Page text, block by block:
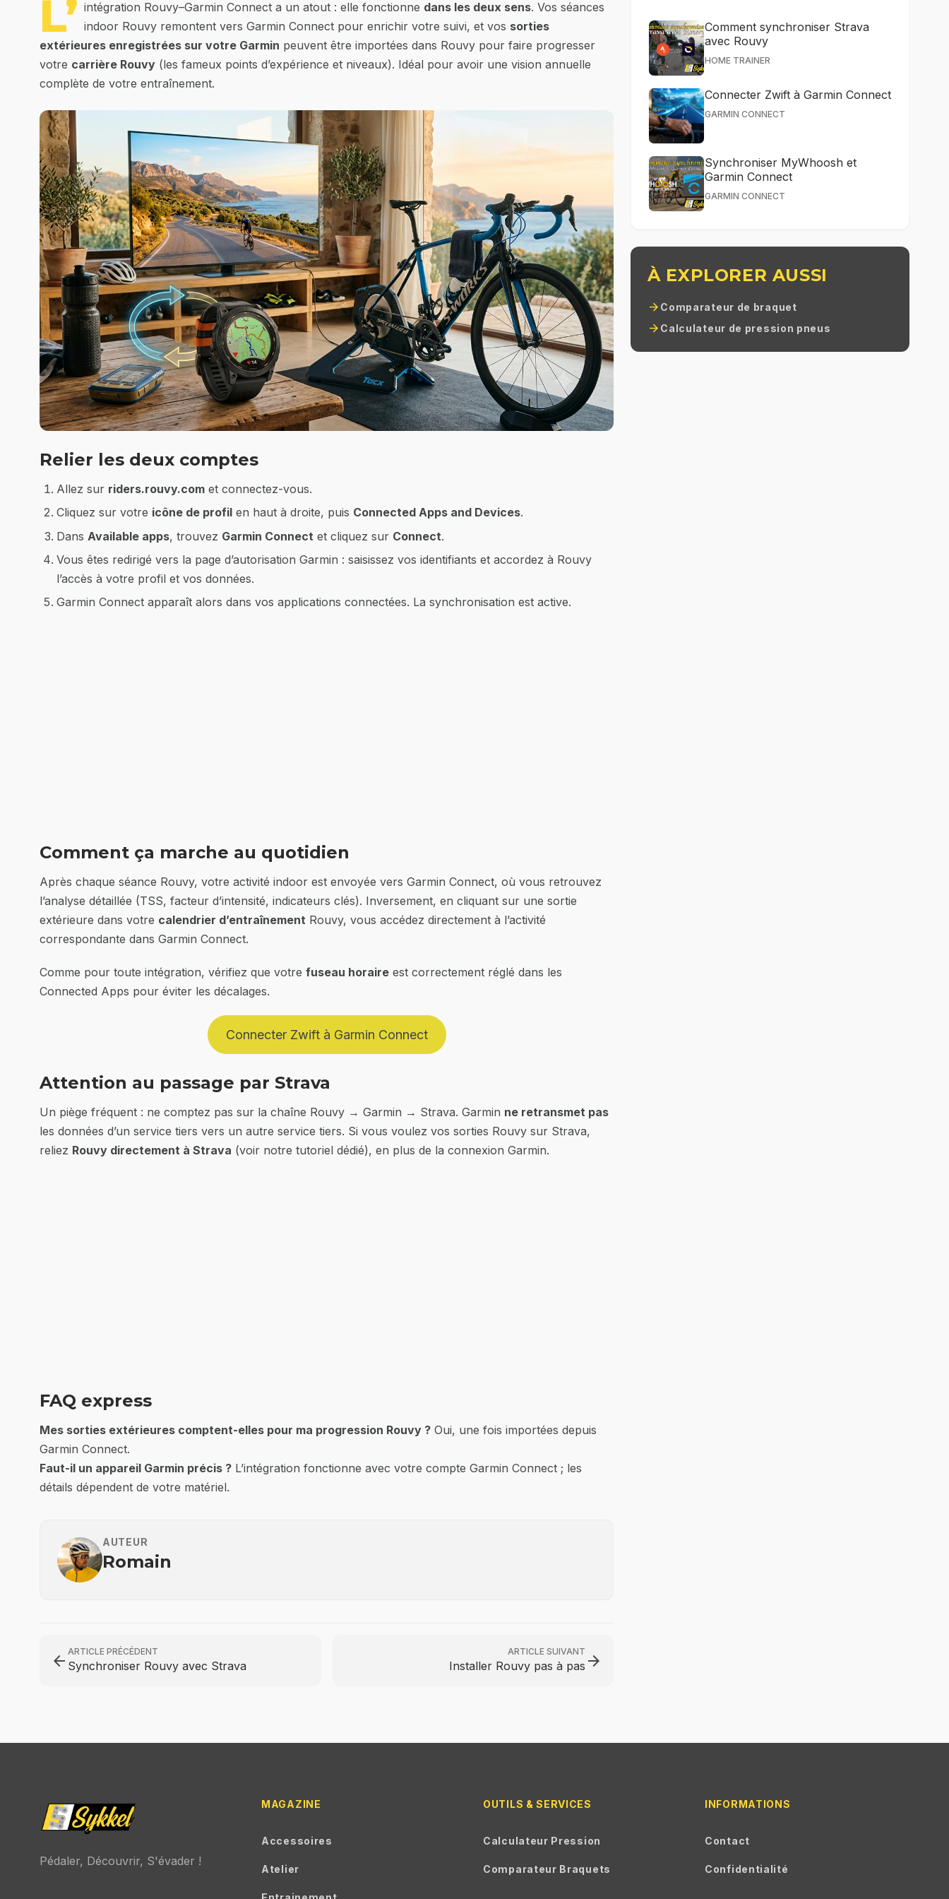
L’ intégration Rouvy–Garmin Connect a un atout : elle fonctionne dans les deux sens. Vos séances
indoor Rouvy remontent vers Garmin Connect pour enrichir votre suivi, et vos sorties
extérieures enregistrées sur votre Garmin peuvent être importées dans Rouvy pour faire progresser
votre carrière Rouvy (les fameux points d’expérience et niveaux). Idéal pour avoir une vision annuelle
complète de votre entraînement.
Relier les deux comptes
Allez sur riders.rouvy.com et connectez-vous.
Cliquez sur votre icône de profil en haut à droite, puis Connected Apps and Devices.
Dans Available apps, trouvez Garmin Connect et cliquez sur Connect.
Vous êtes redirigé vers la page d’autorisation Garmin : saisissez vos identifiants et accordez à Rouvy
l’accès à votre profil et vos données.
Garmin Connect apparaît alors dans vos applications connectées. La synchronisation est active.
Comment ça marche au quotidien
Après chaque séance Rouvy, votre activité indoor est envoyée vers Garmin Connect, où vous retrouvez
l’analyse détaillée (TSS, facteur d’intensité, indicateurs clés). Inversement, en cliquant sur une sortie
extérieure dans votre calendrier d’entraînement Rouvy, vous accédez directement à l’activité
correspondante dans Garmin Connect.
Comme pour toute intégration, vérifiez que votre fuseau horaire est correctement réglé dans les
Connected Apps pour éviter les décalages.
Connecter Zwift à Garmin Connect
Attention au passage par Strava
Un piège fréquent : ne comptez pas sur la chaîne Rouvy → Garmin → Strava. Garmin ne retransmet pas
les données d’un service tiers vers un autre service tiers. Si vous voulez vos sorties Rouvy sur Strava,
reliez Rouvy directement à Strava (voir notre tutoriel dédié), en plus de la connexion Garmin.
FAQ express
Mes sorties extérieures comptent-elles pour ma progression Rouvy ? Oui, une fois importées depuis
Garmin Connect.
Faut-il un appareil Garmin précis ? L’intégration fonctionne avec votre compte Garmin Connect ; les
détails dépendent de votre matériel.
AUTEUR
Romain
arrow_back ARTICLE PRÉCÉDENT
Synchroniser Rouvy avec Strava
ARTICLE SUIVANT
Installer Rouvy pas à pas arrow_forward
Comment synchroniser Strava
avec Rouvy
HOME TRAINER
Connecter Zwift à Garmin Connect
GARMIN CONNECT
Synchroniser MyWhoosh et
Garmin Connect
GARMIN CONNECT
À EXPLORER AUSSI
arrow_forward Comparateur de braquet
arrow_forward Calculateur de pression pneus
Pédaler, Découvrir, S'évader !
MAGAZINE
Accessoires
Atelier
OUTILS & SERVICES
Calculateur Pression
Comparateur Braquets
INFORMATIONS
Contact
Confidentialité